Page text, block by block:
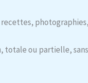
ou partielle,